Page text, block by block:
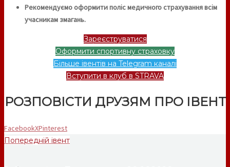
Рекомендуємо оформити поліс медичного страхування всім
учасникам змагань.
Зареєструватися
Оформити спортивну страховку
Більше івентів на Telegram каналі
Вступити в клуб в STRAVA
РОЗПОВІСТИ ДРУЗЯМ ПРО ІВЕНТ
FacebookXPinterest
Попередній івент